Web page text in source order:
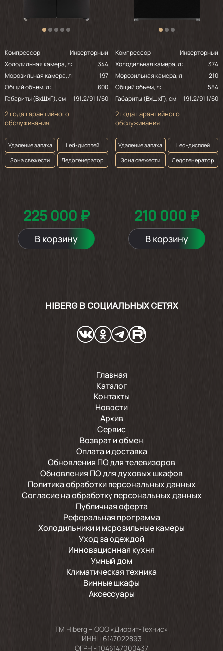
Компрессор:
Инверторный
Холодильная камера, л:
344
Морозильная камера, л:
197
Общий объем, л:
600
Габариты (ВхШхГ), см
191.2/91.1/60
2 года гарантийного
обслуживания
Удаление запаха
Led-дисплей
Зона свежести
Ледогенератор
225 000 ₽
В корзину
Компрессор:
Инверторный
Холодильная камера, л:
374
Морозильная камера, л:
210
Общий объем, л:
584
Габариты (ВхШхГ), см
191.2/91.1/60
2 года гарантийного
обслуживания
Удаление запаха
Led-дисплей
Зона свежести
Ледогенератор
210 000 ₽
В корзину
HIBERG В СОЦИАЛЬНЫХ СЕТЯХ
Главная
Каталог
Контакты
Новости
Архив
Сервис
Возврат и обмен
Оплата и доставка
Обновления ПО для телевизоров
Обновления ПО для духовых шкафов
Политика обработки персональных данных
Согласие на обработку персональных данных
Публичная оферта
Реферальная программа
Холодильники и морозильные камеры
Уход за одеждой
Инновационная кухня
Умный дом
Климатическая техника
Винные шкафы
Аксессуары
TM Hiberg – ООО «Диорит-Технис»
ИНН - 6147022893
ОГРН - 1046147000437